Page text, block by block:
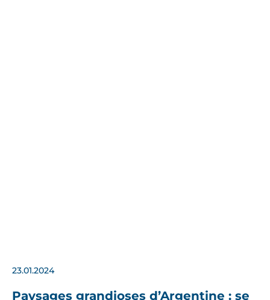
23.01.2024
Paysages grandioses d’Argentine : se